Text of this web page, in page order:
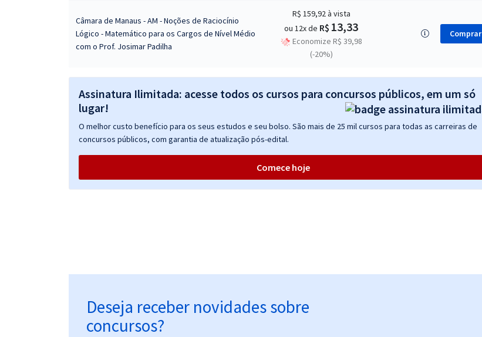
Câmara de Manaus - AM - Noções de Raciocínio
Lógico - Matemático para os Cargos de Nível Médio
com o Prof. Josimar Padilha
R$ 159,92à vista
ou 12x de R$ 13,33
Economize R$ 39,98
(-20%)
Comprar
Assinatura Ilimitada: acesse todos os cursos para concursos públicos, em um só
lugar!
O melhor custo benefício para os seus estudos e seu bolso. São mais de 25 mil cursos para todas as carreiras de
concursos públicos, com garantia de atualização pós-edital.
Comece hoje
Deseja receber novidades sobre
concursos?